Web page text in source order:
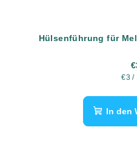
Hülsenführung für
€3 /
In den